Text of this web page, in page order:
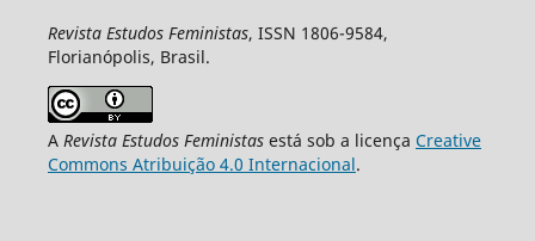
Revista Estudos Feministas, ISSN 1806-9584,
Florianópolis, Brasil.
A Revista Estudos Feministasestá sob a licença Creative
Commons Atribuição 4.0 Internacional.